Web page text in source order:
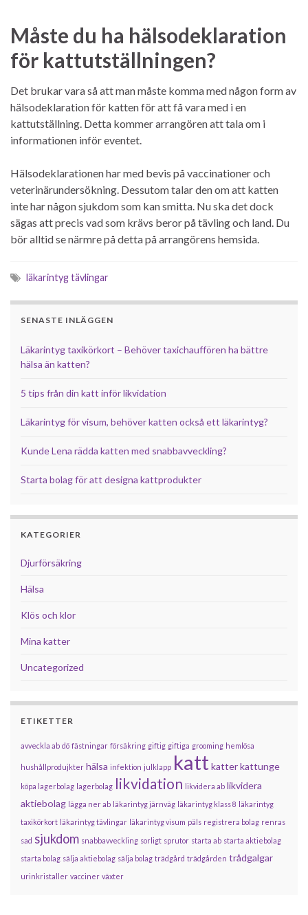
Måste du ha hälsodeklaration
för kattutställningen?
Det brukar vara så att man måste komma med någon form av
hälsodeklaration för katten för att få vara med i en
kattutställning. Detta kommer arrangören att tala om i
informationen inför eventet.
Hälsodeklarationen har med bevis på vaccinationer och
veterinärundersökning. Dessutom talar den om att katten
inte har någon sjukdom som kan smitta. Nu ska det dock
sägas att precis vad som krävs beror på tävling och land. Du
bör alltid se närmre på detta på arrangörens hemsida.
läkarintyg tävlingar
SENASTE INLÄGGEN
Läkarintyg taxikörkort – Behöver taxichauffören ha bättre
hälsa än katten?
5 tips från din katt inför likvidation
Läkarintyg för visum, behöver katten också ett läkarintyg?
Kunde Lena rädda katten med snabbavveckling?
Starta bolag för att designa kattprodukter
KATEGORIER
Djurförsäkring
Hälsa
Klös och klor
Mina katter
Uncategorized
ETIKETTER
avveckla ab dö fästningar försäkring giftig giftiga grooming hemlösa
hushållprodujkter hälsa infektion julklapp katt katterkattunge
köpa lagerbolag lagerbolag likvidation likvidera ab likvidera
aktiebolag lägga ner ab läkarintyg järnväg läkarintyg klass 8 läkarintyg
taxikörkort läkarintyg tävlingar läkarintyg visum päls registrera bolag renras
sad sjukdom snabbavveckling sorligt sprutor starta ab starta aktiebolag
starta bolag sälja aktiebolag sälja bolag trädgård trädgården trådgalgar
urinkristaller vacciner växter